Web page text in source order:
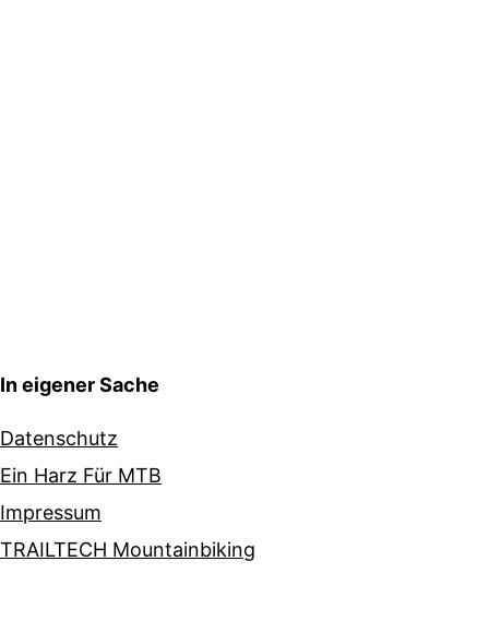
In eigener Sache
Datenschutz
Ein Harz Für MTB
Impressum
TRAILTECH Mountainbiking